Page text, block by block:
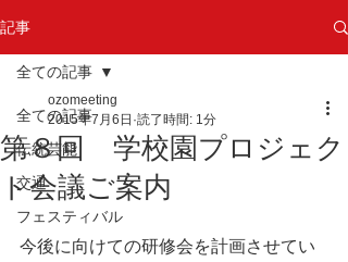
記事
全ての記事
伝統芸能
交通
フェスティバル
全ての記事
第８回 学校園プロジェク
ト会議ご案内
ozomeeting
2015年7月6日 読了時間: 1分
今後に向けての研修会を計画させてい